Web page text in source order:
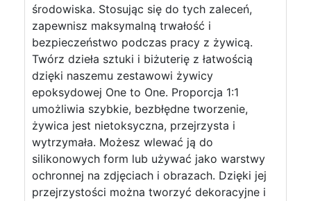
środowiska. Stosując się do tych zaleceń,
zapewnisz maksymalną trwałość i
bezpieczeństwo podczas pracy z żywicą.
Twórz dzieła sztuki i biżuterię z łatwością
dzięki naszemu zestawowi żywicy
epoksydowej One to One. Proporcja 1:1
umożliwia szybkie, bezbłędne tworzenie,
żywica jest nietoksyczna, przejrzysta i
wytrzymała. Możesz wlewać ją do
silikonowych form lub używać jako warstwy
ochronnej na zdjęciach i obrazach. Dzięki jej
przejrzystości można tworzyć dekoracyjne i